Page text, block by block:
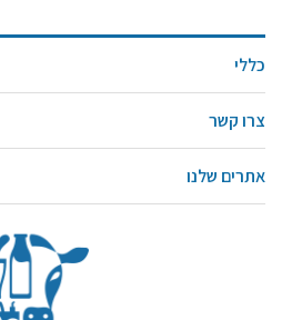
כללי
צרו קשר
אתרים שלנו